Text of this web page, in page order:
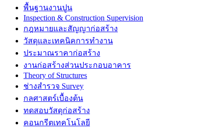
พื้นฐานงานปูน
Inspection & Construction Supervision
กฎหมายและสัญญาก่อสร้าง
วัสดุและเทคนิคการทำงาน
ประมาณราคาก่อสร้าง
งานก่อสร้างส่วนประกอบอาคาร
Theory of Structures
ช่างสำรวจ Survey
กลศาสตร์เบื้องต้น
ทดสอบวัสดุก่อสร้าง
คอนกรีตเทคโนโลยี